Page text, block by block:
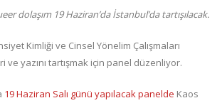
dolaşım 19 Haziran’da İstanbul’da tartışılacak.
Kimliği ve Cinsel Yönelim Çalışmaları
ve yazını tartışmak için panel düzenliyor.
19 Haziran Salı günü yapılacak panelde Kaos